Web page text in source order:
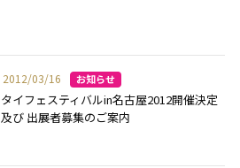
2012/03/16
タイフェスティバルin名古屋2012開催決定
及び 出展者募集のご案内